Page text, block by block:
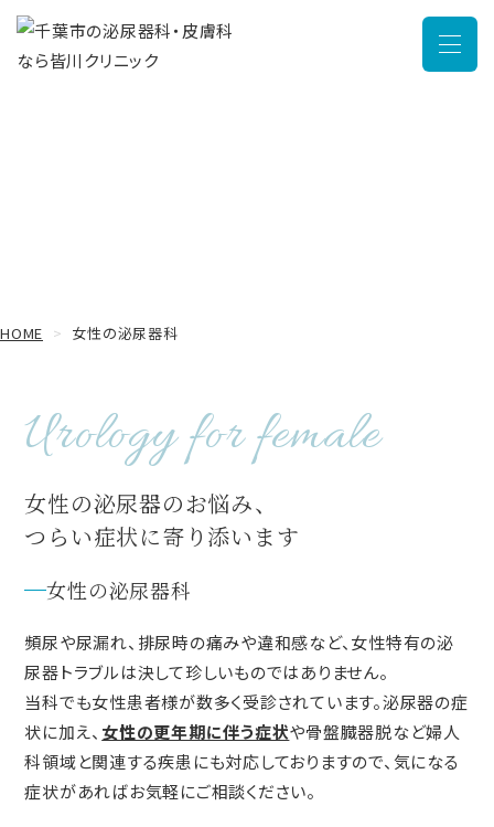
HOME 女性の泌尿器科
Urology for female
女性の泌尿器のお悩み、
つらい症状に寄り添います
女性の泌尿器科
頻尿や尿漏れ、排尿時の痛みや違和感など、女性特有の泌
尿器トラブルは決して珍しいものではありません。
当科でも女性患者様が数多く受診されています。泌尿器の症
状に加え、 女性の更年期に伴う症状や骨盤臓器脱など婦人
科領域と関連する疾患にも対応しておりますので、気になる
症状があればお気軽にご相談ください。
メニ